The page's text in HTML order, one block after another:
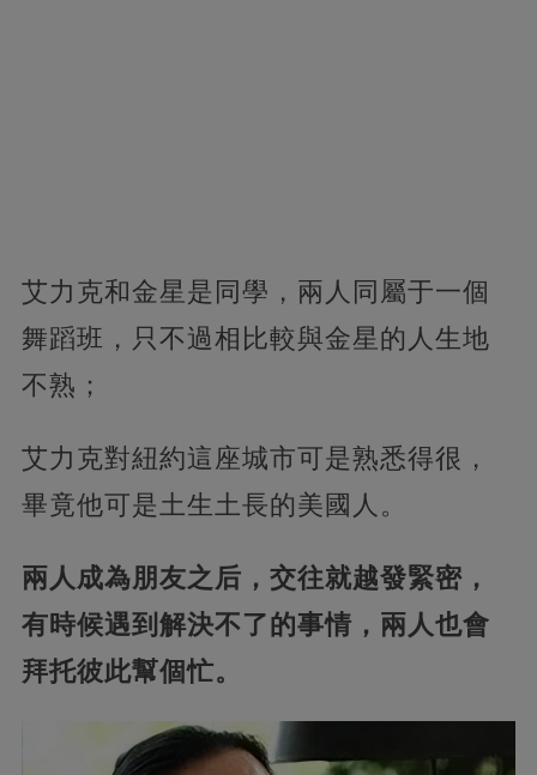
艾力克和金星是同學，兩人同屬于一個
舞蹈班，只不過相比較與金星的人生地
不熟；
艾力克對紐約這座城市可是熟悉得很，
畢竟他可是土生土長的美國人。
兩人成為朋友之后，交往就越發緊密，
有時候遇到解決不了的事情，兩人也會
拜托彼此幫個忙。